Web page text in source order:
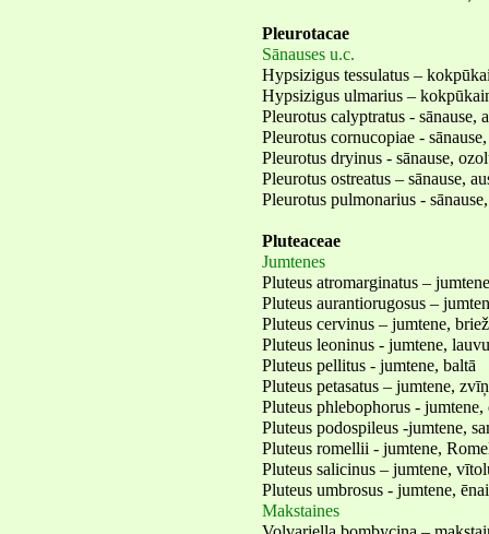
Pleurotacae
Sānauses u.c.
Hypsizigus tessulatus –
Hypsizigus ulmarius –
Pleurotus calyptratus - sānause,
Pleurotus cornucopiae -
Pleurotus dryinus - sānause,
Pleurotus ostreatus – sānause,
Pleurotus pulmonarius -
Pluteaceae
Jumtenes
Pluteus atromarginatus –
Pluteus aurantiorugosus –
Pluteus cervinus – jumtene,
Pluteus leoninus - jumtene, lauvu
Pluteus pellitus - jumtene, baltā
Pluteus petasatus – jumtene,
Pluteus phlebophorus - jumtene,
Pluteus podospileus -jumtene,
Pluteus romellii - jumtene,
Pluteus salicinus – jumtene,
Pluteus umbrosus - jumtene,
Makstaines